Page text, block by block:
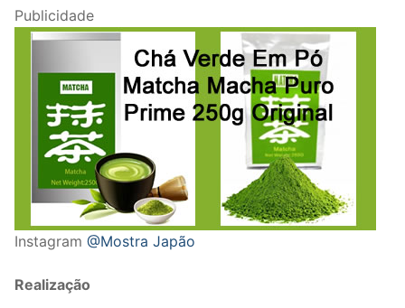
Publicidade
Instagram @Mostra Japão
Realização